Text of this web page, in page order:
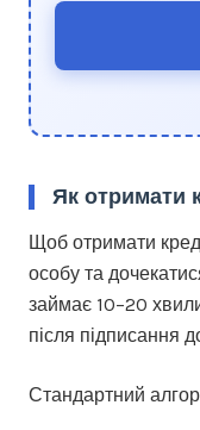
Як отримати
Щоб отримати
особу та
займає 10–20
після підписання
Стандартний